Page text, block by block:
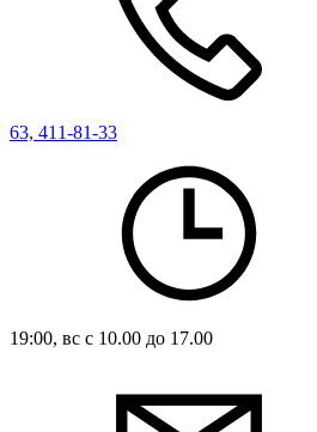
63, 411-81-33
19:00, вс с 10.00 до 17.00